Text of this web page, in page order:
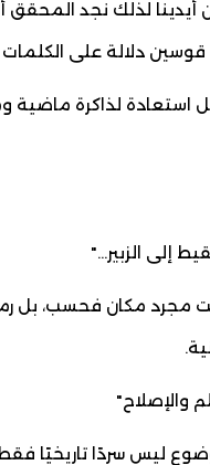
أيدينا لذلك نجد المحقق
دلالة على الكلمات
استعادة لذاكرة ماضية
إلى الزبير..."
مكان فحسب، بل رمز
والإصلاح"
ليس سردًا تاريخيًا